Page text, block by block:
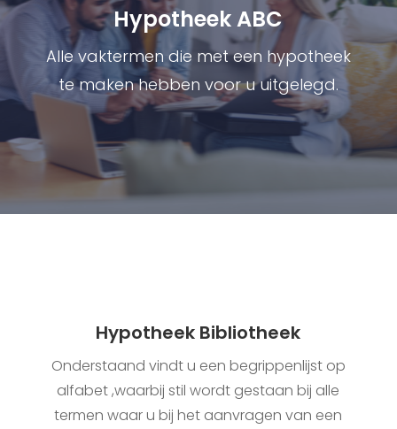
Hypotheek ABC
Alle vaktermen die met een hypotheek
te maken hebben voor u uitgelegd.
Hypotheek Bibliotheek
Onderstaand vindt u een begrippenlijst op
alfabet ,waarbij stil wordt gestaan bij alle
termen waar u bij het aanvragen van een